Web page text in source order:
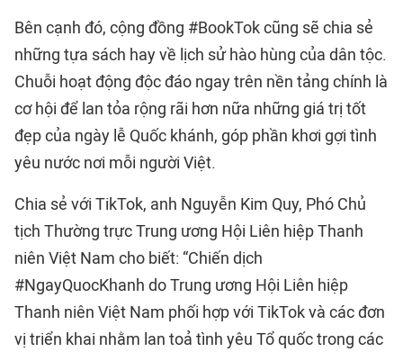
Bên cạnh đó, cộng đồng #BookTok cũng sẽ chia sẻ
những tựa sách hay về lịch sử hào hùng của dân tộc.
Chuỗi hoạt động độc đáo ngay trên nền tảng chính là
cơ hội để lan tỏa rộng rãi hơn nữa những giá trị tốt
đẹp của ngày lễ Quốc khánh, góp phần khơi gợi tình
yêu nước nơi mỗi người Việt.
Chia sẻ với TikTok, anh Nguyễn Kim Quy, Phó Chủ
tịch Thường trực Trung ương Hội Liên hiệp Thanh
niên Việt Nam cho biết: “Chiến dịch
#NgayQuocKhanh do Trung ương Hội Liên hiệp
Thanh niên Việt Nam phối hợp với TikTok và các đơn
vị triển khai nhằm lan toả tình yêu Tổ quốc trong các